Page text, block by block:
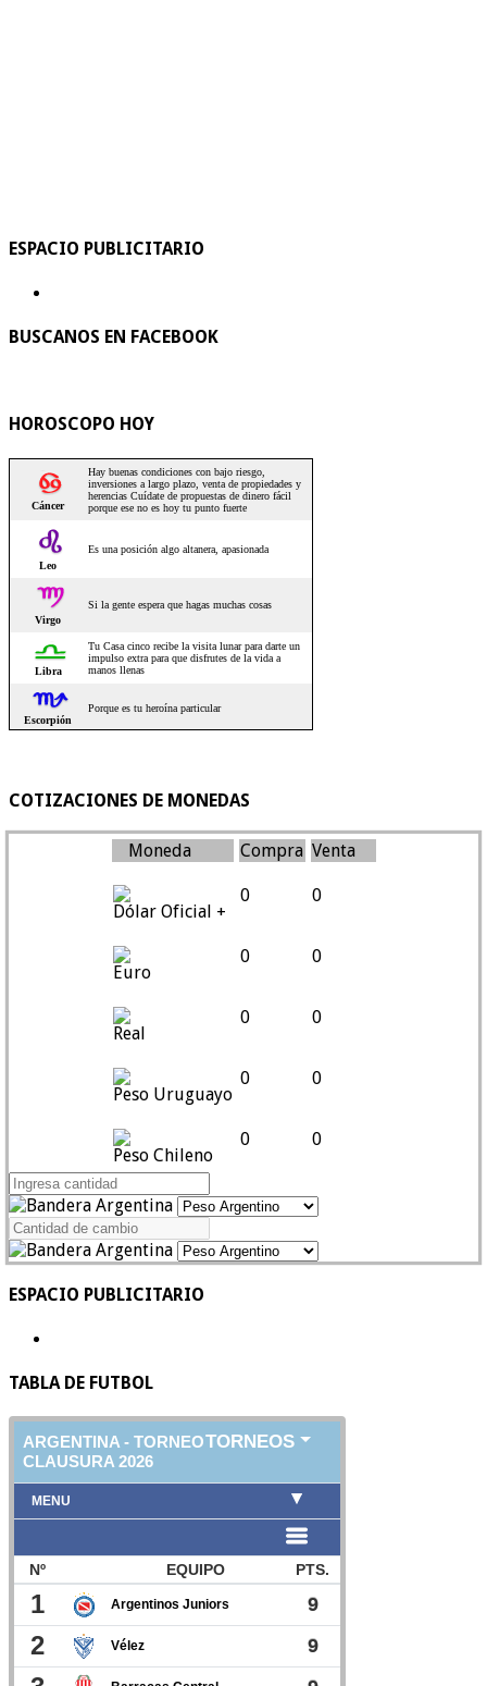
ESPACIO PUBLICITARIO
BUSCANOS EN FACEBOOK
HOROSCOPO HOY
COTIZACIONES DE MONEDAS
Moneda Compra Venta
Dólar Oficial +
0 0
Euro
0 0
Real
0 0
Peso Uruguayo
0 0
Peso Chileno
0 0
ESPACIO PUBLICITARIO
TABLA DE FUTBOL